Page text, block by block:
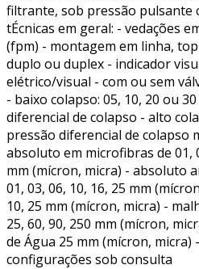
filtrante, sob pressão pulsante
tÉcnicas em geral: - vedações
(fpm) - montagem em linha,
duplo ou duplex - indicador
elétrico/visual - com ou sem
- baixo colapso: 05, 10, 20 ou
diferencial de colapso - alto
pressão diferencial de colapso
absoluto em microfibras de 01,
mm (mícron, micra) - absoluto
01, 03, 06, 10, 16, 25 mm
10, 25 mm (mícron, micra) -
25, 60, 90, 250 mm (mícron,
de Água 25 mm (mícron, micra)
configurações sob consulta